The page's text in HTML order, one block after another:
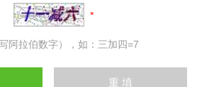
阿拉伯数字），如：三加四=7